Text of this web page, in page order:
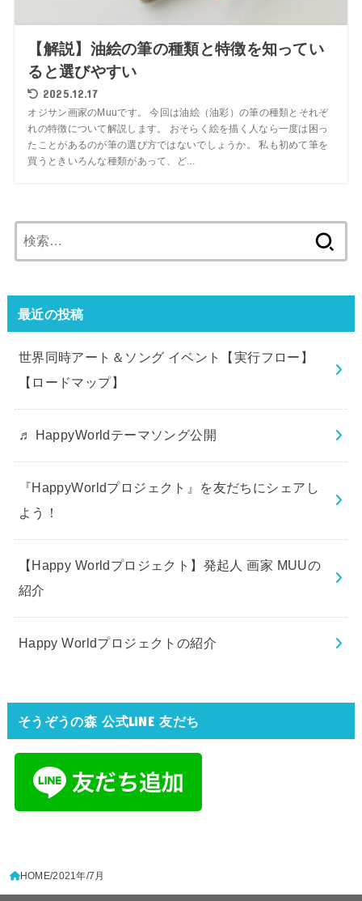
【解説】油絵の筆の種類と特徴を知ってい
ると選びやすい
2025.12.17
オジサン画家のMuuです。 今回は油絵（油彩）の筆の種類とそれぞ
れの特徴について解説します。 おそらく絵を描く人なら一度は困っ
たことがあるのが筆の選び方ではないでしょうか。 私も初めて筆を
買うときいろんな種類があって、ど...
索:
最近の投稿
世界同時アート＆ソング イベント【実行フロー】
【ロードマップ】
♬ HappyWorldテーマソング公開
『HappyWorldプロジェクト』を友だちにシェアし
よう！
【Happy Worldプロジェクト】発起人 画家 MUUの
紹介
Happy Worldプロジェクトの紹介
そうぞうの森 公式LINE 友だち
HOME 2021年 7月